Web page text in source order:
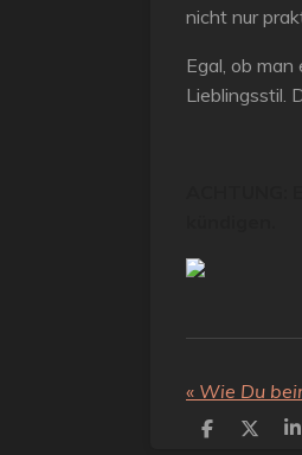
nicht nur
Egal, ob
Lieblingsstil.
« Wie Du
T
T
T